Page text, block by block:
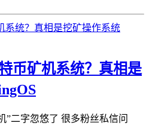
币矿机系统？真相是
”二字忽悠了 很多粉丝私信问